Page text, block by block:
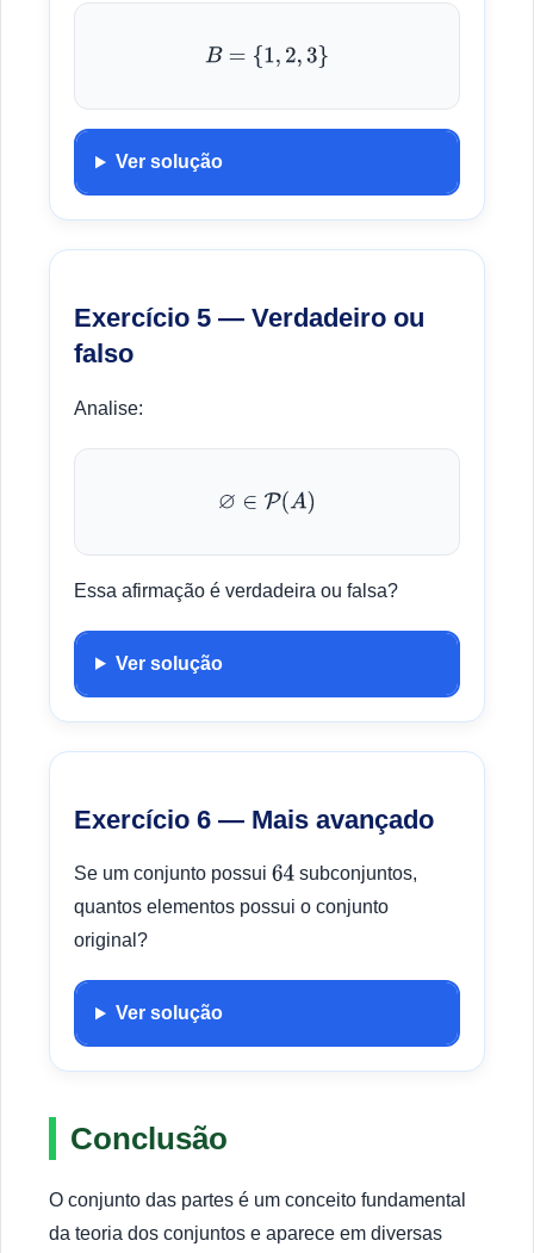
B= {1,2 ,3}
Ver solução
Exercício 5 — Verdadeiro ou
falso
Analise:
∅∈ P(A)
Essa afirmação é verdadeira ou falsa?
Ver solução
Exercício 6 — Mais avançado
Se um conjunto possui 64 subconjuntos,
quantos elementos possui o conjunto
original?
Ver solução
Conclusão
O conjunto das partes é um conceito fundamental
da teoria dos conjuntos e aparece em diversas